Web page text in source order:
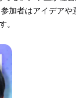
加者はアイデア
。